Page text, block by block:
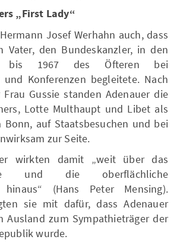
„First Lady“
Josef Werhahn auch, dass
Vater, den Bundeskanzler, in den
bis 1967 des Öfteren bei
und Konferenzen begleitete. Nach
Gussie standen Adenauer die
Lotte Multhaupt und Libet als
Bonn, auf Staatsbesuchen und bei
zur Seite.
wirkten damit „weit über das
und die oberflächliche
hinaus“ (Hans Peter Mensing).
sie mit dafür, dass Adenauer
Ausland zum Sympathieträger der
wurde.